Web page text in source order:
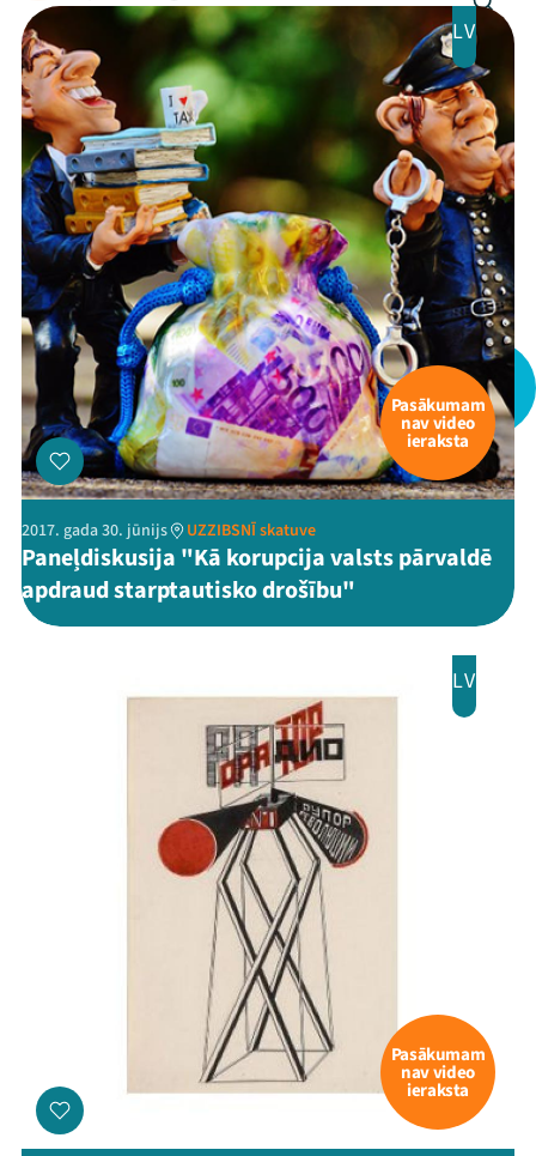
LV
Pasākumam
nav video
ieraksta
2017. gada 30. jūnijs UZZIBSNĪ skatuve
Paneļdiskusija "Kā korupcija valsts pārvaldē
apdraud starptautisko drošību"
LV
Pasākumam
nav video
ieraksta